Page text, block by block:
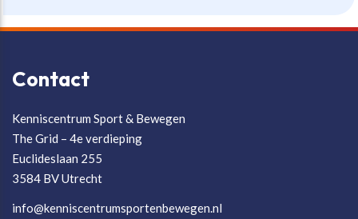
Contact
Kenniscentrum Sport & Bewegen
The Grid – 4e verdieping
Euclideslaan 255
3584 BV Utrecht
info@kenniscentrumsportenbewegen.nl